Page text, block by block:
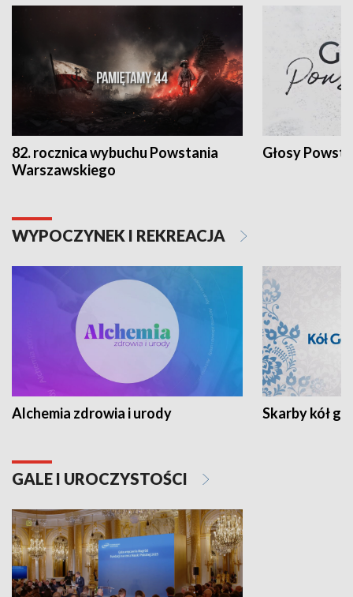
82. rocznica wybuchu Powstania
Warszawskiego
Głosy
WYPOCZYNEK I REKREACJA
Alchemia zdrowia i urody Skarby kół
GALE I UROCZYSTOŚCI